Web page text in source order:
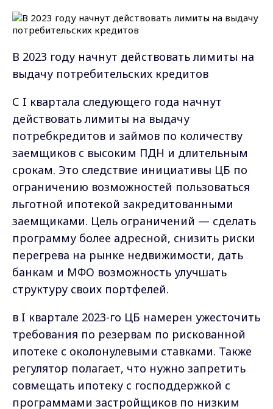
В 2023 году начнут действовать лимиты на
выдачу потребительских кредитов
С I квартала следующего года начнут
действовать лимиты на выдачу
потребкредитов и займов по количеству
заемщиков с высоким ПДН и длительным
срокам. Это следствие инициативы ЦБ по
ограничению возможностей пользоваться
льготной ипотекой закредитованными
заемщиками. Цель ограничений — сделать
программу более адресной, снизить риски
перегрева на рынке недвижимости, дать
банкам и МФО возможность улучшать
структуру своих портфелей.
в I квартале 2023-го ЦБ намерен ужесточить
требования по резервам по рискованной
ипотеке с околонулевыми ставками. Также
регулятор полагает, что нужно запретить
совмещать ипотеку с господдержкой с
программами застройщиков по низким